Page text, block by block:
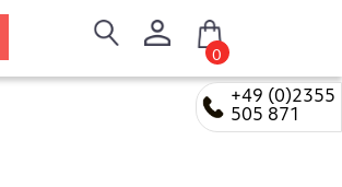
+49 (0)2355
505 871
0